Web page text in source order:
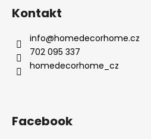
Kontakt
info@homedecorhome.cz
702 095 337
homedecorhome_cz
Facebook